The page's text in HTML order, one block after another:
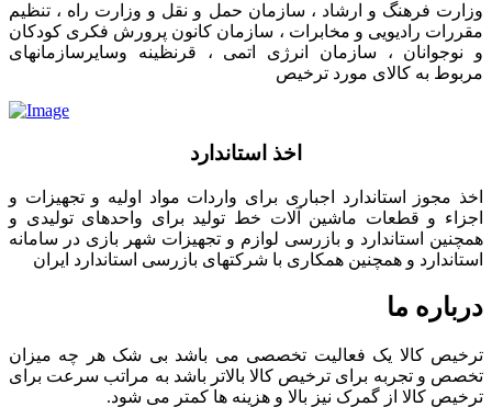
وزارت فرهنگ و ارشاد ، سازمان حمل و نقل و وزارت راه ، تنظیم
مقررات رادیویی و مخابرات ، سازمان کانون پرورش فکری کودکان
و نوجوانان ، سازمان انرژی اتمی ، قرنظینه وسایرسازمانهای
مربوط به کالای مورد ترخیص
اخذ استاندارد
اخذ مجوز استاندارد اجباری برای واردات مواد اولیه و تجهیزات و
اجزاء و قطعات ماشین آلات خط تولید برای واحدهای تولیدی و
همچنین استاندارد و بازرسی لوازم و تجهیزات شهر بازی در سامانه
استاندارد و همچنین همکاری با شرکتهای بازرسی استاندارد ایران
درباره ما
ترخیص کالا یک فعالیت تخصصی می باشد بی شک هر چه میزان
تخصص و تجربه برای ترخیص کالا بالاتر باشد به مراتب سرعت برای
ترخیص کالا از گمرک نیز بالا و هزینه ها کمتر می شود.